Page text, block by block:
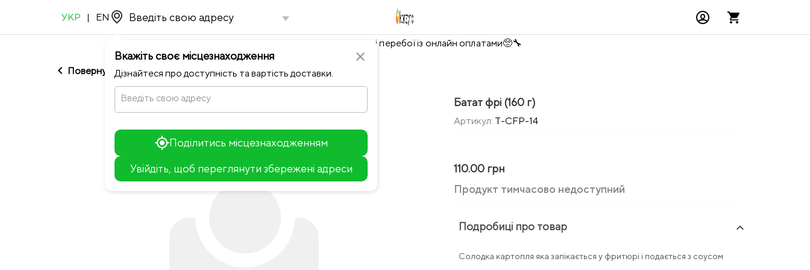
УКР | EN
close
Вкажіть своє місцезнаходження
Дізнайтеся про доступність та вартість доставки.
Введіть свою адресу
Поділитись місцезнаходженням
Увійдіть, щоб переглянути збережені адреси
Тимчасово можливі перебої із онлайн оплатами🥺🔧
chevron_left Повернутися до Шеф Панда
Батат фрі (160 г)
Артикул: T-CFP-14
110.00 грн
Продукт тимчасово недоступний
Подробиці про товар keyboard_arrow_up
Солодка картопля яка запікається у фритюрі і подається з соусом